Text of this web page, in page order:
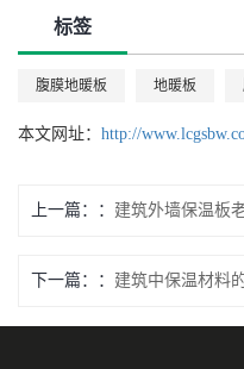
标签
腹膜地暖板 地暖板
本文网址： http://
上一篇：
下一篇： 建筑中保温材料